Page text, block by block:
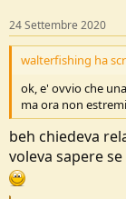
s
:
24 Settembre 2020
walterfishing ha
ok, e' ovvio che
ma ora non
beh chiedeva
voleva sapere